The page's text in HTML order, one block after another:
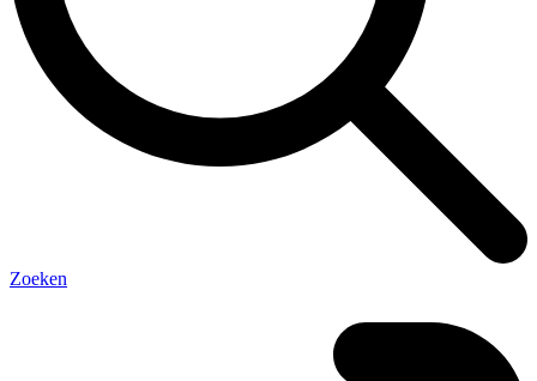
Zoeken